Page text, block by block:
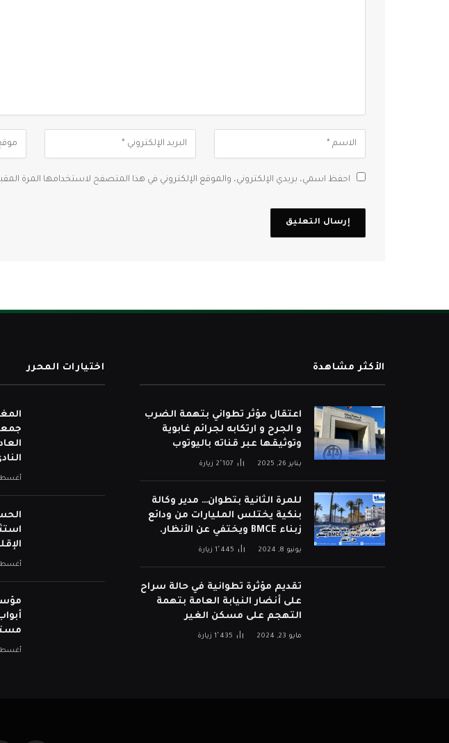
احفظ اسمي، بريدي الإلكتروني، والموقع الإلكتروني في هذا المتصفح لاستخدامها المرة
الأكثر مشاهدة
اعتقال مؤثر تطواني بتهمة الضرب
و الجرح و ارتكابه لجرائم غابوية
وتوثيقها عبر قناته باليوتوب
يناير 26, 2025 2٬107 زيارة
للمرة الثانية بتطوان… مدير وكالة
بنكية يختلس المليارات من ودائع
زبناء BMCE ويختفي عن الأنظار.
يونيو 8, 2024 1٬445 زيارة
تقديم مؤثرة تطوانية في حالة سراح
على أنضار النيابة العامة بتهمة
التهجم على مسكن الغير
مايو 23, 2024 1٬435 زيارة
اختيارات المحرر
أغسطس 7,
أغسطس 7,
أغسطس 7,